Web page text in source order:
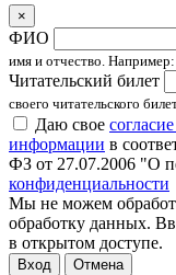
×
ФИО
имя и отчество.
Читательский билет
своего читательского
Даю свое
информации в
ФЗ от 27.07.2006 "О
конфиденциальности
Мы не можем
обработку данных.
в открытом доступе.
Отмена